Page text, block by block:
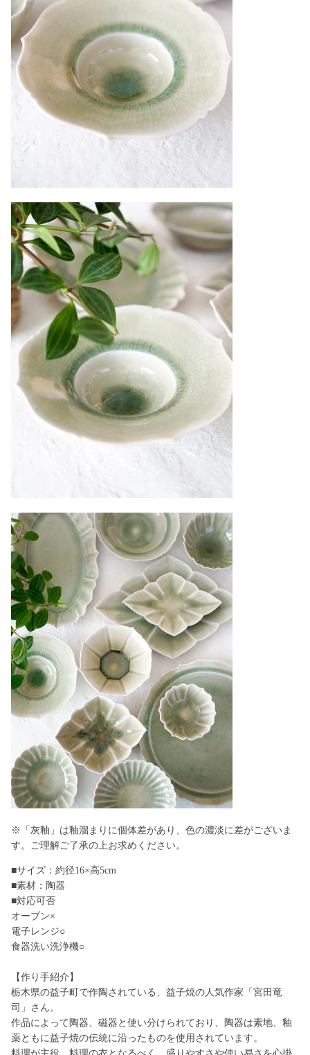
※「灰釉」は釉溜まりに個体差があり、色の濃淡に差がございま
す。ご理解ご了承の上お求めください。
■サイズ：約径16×高5cm
■素材：陶器
■対応可否
オーブン×
電子レンジ○
食器洗い洗浄機○
【作り手紹介】
栃木県の益子町で作陶されている、益子焼の人気作家「宮田竜
司」さん。
作品によって陶器、磁器と使い分けられており、陶器は素地、釉
薬ともに益子焼の伝統に沿ったものを使用されています。